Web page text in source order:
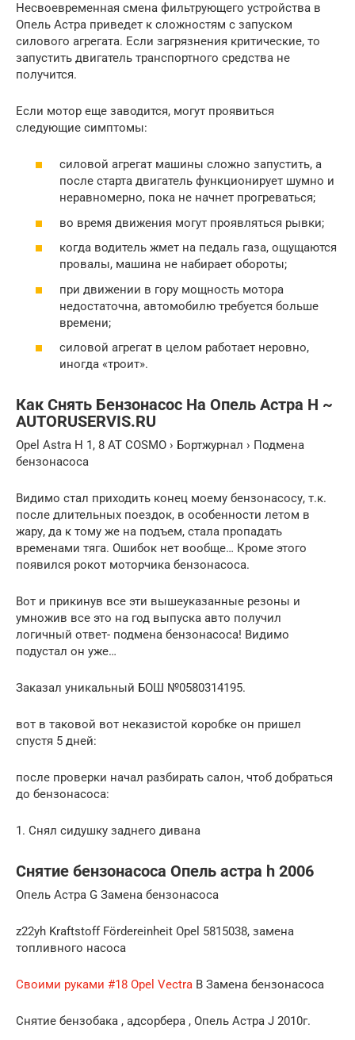
Несвоевременная смена фильтрующего устройства в
Опель Астра приведет к сложностям с запуском
силового агрегата. Если загрязнения критические, то
запустить двигатель транспортного средства не
получится.
Если мотор еще заводится, могут проявиться
следующие симптомы:
силовой агрегат машины сложно запустить, а
после старта двигатель функционирует шумно и
неравномерно, пока не начнет прогреваться;
во время движения могут проявляться рывки;
когда водитель жмет на педаль газа, ощущаются
провалы, машина не набирает обороты;
при движении в гору мощность мотора
недостаточна, автомобилю требуется больше
времени;
силовой агрегат в целом работает неровно,
иногда «троит».
Как Снять Бензонасос На Опель Астра H ~
AUTORUSERVIS.RU
Opel Astra H 1, 8 АТ COSMO › Бортжурнал › Подмена
бензонасоса
Видимо стал приходить конец моему бензонасосу, т.к.
после длительных поездок, в особенности летом в
жару, да к тому же на подъем, стала пропадать
временами тяга. Ошибок нет вообще… Кроме этого
появился рокот моторчика бензонасоса.
Вот и прикинув все эти вышеуказанные резоны и
умножив все это на год выпуска авто получил
логичный ответ- подмена бензонасоса! Видимо
подустал он уже…
Заказал уникальный БОШ №0580314195.
вот в таковой вот неказистой коробке он пришел
спустя 5 дней:
после проверки начал разбирать салон, чтоб добраться
до бензонасоса:
1. Снял сидушку заднего дивана
Снятие бензонасоса Опель астра h 2006
Опель Астра G Замена бензонасоса
z22yh Kraftstoff Fördereinheit Opel 5815038, замена
топливного насоса
Своими руками #18 Opel Vectra B Замена бензонасоса
Снятие бензобака , адсорбера , Опель Астра J 2010г.